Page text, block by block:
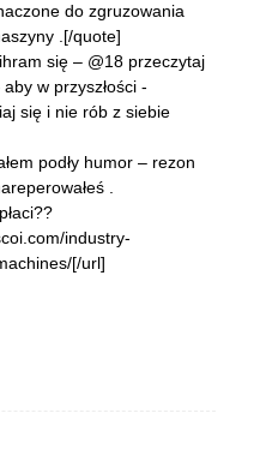
do zgruzowania
.[/quote]
się – @18 przeczytaj
w przyszłości -
się i nie rób z siebie
podły humor – rezon
.
industry-
[/url]